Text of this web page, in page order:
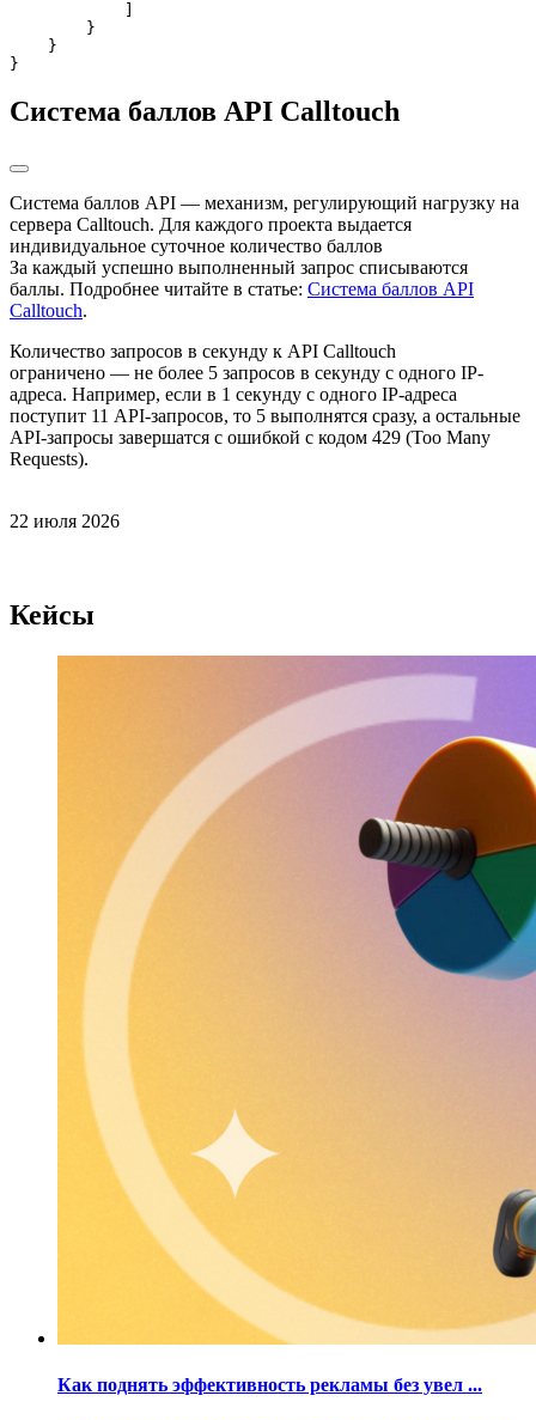
            ]
        }
    }
Система баллов API Calltouch
Система баллов API — механизм, регулирующий нагрузку на
сервера Calltouch. Для каждого проекта выдается
индивидуальное суточное количество баллов
За каждый успешно выполненный запрос списываются
баллы. Подробнее читайте в статье: Система баллов API
Calltouch.
Количество запросов в секунду к API Calltouch
ограничено — не более 5 запросов в секунду с одного IP-
адреса. Например, если в 1 секунду с одного IP-адреса
поступит 11 API-запросов, то 5 выполнятся сразу, а остальные
API-запросы завершатся с ошибкой c кодом 429 (Too Many
Requests).
22 июля 2026
Кейсы
Как поднять эффективность рекламы без увел ...